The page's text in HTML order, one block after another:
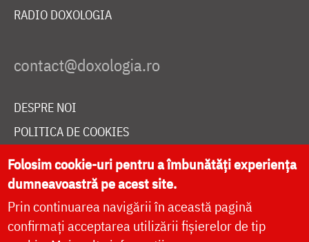
RADIO DOXOLOGIA
DESPRE NOI
POLITICA DE COOKIES
DONEAZĂ ONLINE PENTRU CATEDRALA NAȚIONALĂ
LIVE
Folosim cookie-uri pentru a îmbunătăți experiența
dumneavoastră pe acest site.
Prin continuarea navigării în această pagină
confirmați acceptarea utilizării fișierelor de tip